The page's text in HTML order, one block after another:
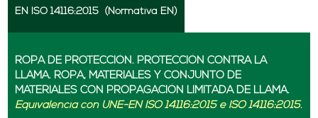
EN ISO 14116:2015 (Normativa EN)
ROPA DE PROTECCIÓN. PROTECCIÓN CONTRA LA
LLAMA. ROPA, MATERIALES Y CONJUNTO DE
MATERIALES CON PROPAGACIÓN LIMITADA DE LLAMA.
Equivalencia con UNE-EN ISO 14116:2015 e ISO 14116:2015.